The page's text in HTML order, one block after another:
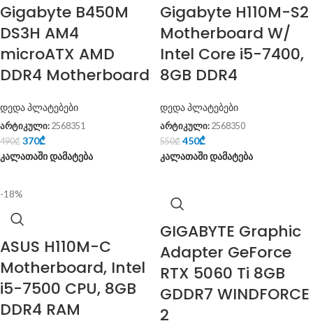
Gigabyte B450M
DS3H AM4
microATX AMD
DDR4 Motherboard
დედა პლატებები
არტიკული: 2568351
490₾ 370₾
კალათაში დამატება
Gigabyte H110M-S2
Motherboard W/
Intel Core i5-7400,
8GB DDR4
დედა პლატებები
არტიკული: 2568350
550₾ 450₾
კალათაში დამატება
-18%
ASUS H110M-C
Motherboard, Intel
i5-7500 CPU, 8GB
DDR4 RAM
GIGABYTE Graphic
Adapter GeForce
RTX 5060 Ti 8GB
GDDR7 WINDFORCE
2